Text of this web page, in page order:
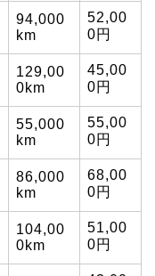
94,000
km
52,00
0円
129,00
0km
45,00
0円
55,000
km
55,00
0円
86,000
km
68,00
0円
104,00
0km
51,00
0円